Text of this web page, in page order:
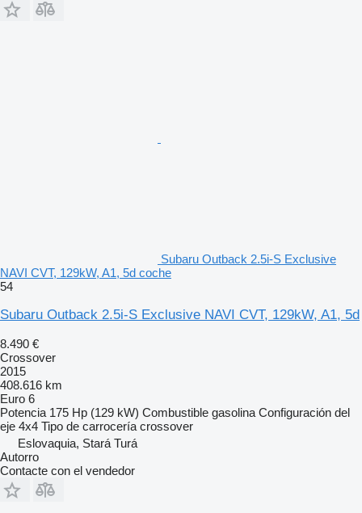
Subaru Outback 2.5i-S Exclusive
NAVI CVT, 129kW, A1, 5d coche
54
Subaru Outback 2.5i-S Exclusive NAVI CVT, 129kW, A1, 5d
8.490 €
Crossover
2015
408.616 km
Euro 6
Potencia 175 Hp (129 kW) Combustible gasolina Configuración del
eje 4x4 Tipo de carrocería crossover
Eslovaquia, Stará Turá
Autorro
Contacte con el vendedor